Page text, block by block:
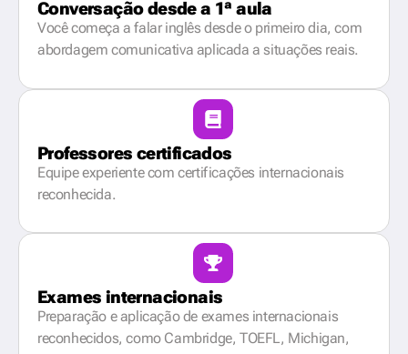
Conversação desde a 1ª aula
Você começa a falar inglês desde o primeiro dia, com
abordagem comunicativa aplicada a situações reais.
Professores certificados
Equipe experiente com certificações internacionais
reconhecida.
Exames internacionais
Preparação e aplicação de exames internacionais
reconhecidos, como Cambridge, TOEFL, Michigan,